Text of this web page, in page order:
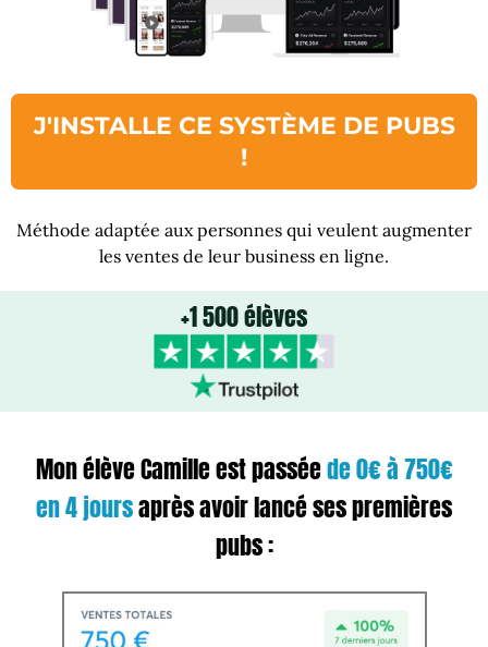
J'INSTALLE CE SYSTÈME DE PUBS
!
Méthode adaptée aux personnes qui veulent augmenter
les ventes de leur business en ligne.
+1 500 élèves
Mon élève Camille est passéede 0€ à 750€
en 4 joursaprès avoir lancé ses premières
pubs :